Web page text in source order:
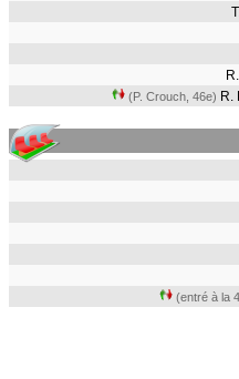
(P. Crouch, 46e) R.
(entré à la